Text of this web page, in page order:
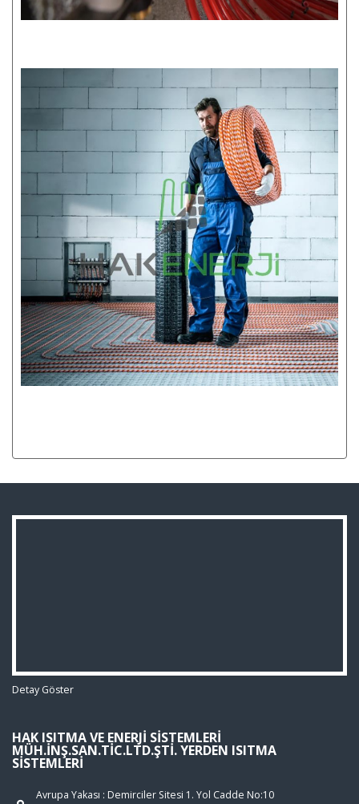
Detay Göster
HAK ISITMA VE ENERJI SISTEMLERI
MÜH.İNŞ.SAN.TIC.LTD.ŞTI. YERDEN ISITMA
SISTEMLERI
Avrupa Yakası : Demirciler Sitesi 1. Yol Cadde No:10